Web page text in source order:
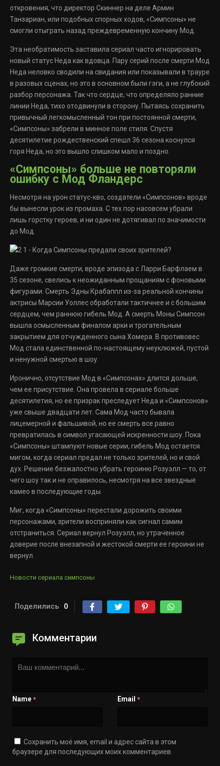
откровения, что директор Скиннер на деле Армин
Танзариан, или подобных спорных ходов, «Симпсоны» не
смогли отыграть назад преждевременную кончину Мод.
Эта необратимость заставила сериал часто игнорировать
новый статус Неда как вдовца. Пару серий после смерти Мод
Неда неловко сводили на свидания или показывали в трауре
в разовых сценах, но это в основном были гэги, а не глубокий
разбор персонажа. Так что сердце, что определяло ранние
линии Неда, тихо отодвинули в сторону. Пытаясь сохранить
привычный легкомысленный тон при постоянной смерти,
«Симпсоны» забрели в минное поле стиля. Спустя
десятилетие рождественский спешл 36 сезона коснулся
горя Неда, но это вышло слишком мало и поздно.
«Симпсоны» больше не повторяли
ошибку с Мод Фландерс
Несмотря на урон статус-кво, создатели «Симпсонов» вроде
бы вынесли урок из промаха. С тех пор насовсем убрали
лишь горстку героев, и ни один не дотягивал по значимости
до Мод.
Даже громкие смерти, вроде эпизода с Ларри Барфлаем в
35 сезоне, свелись к неожиданным прощаниям с фоновыми
фигурами. Смерть Эдны Крабаппл из-за реальной кончины
актрисы Марсии Уоллес обработали тактичнее и с большим
сердцем, чем раннюю гибель Мод. А смерть Моны Симпсон
вышла осмысленным финалом арки и трогательным
закрытием для отчужденного сына Хомера. В противовес
Мод стала единственной по-настоящему неуклюжей, пустой
и ненужной смертью в шоу.
Иронично, отсутствие Мод в «Симпсонах» длится дольше,
чем ее присутствие. Она провела в сериале больше
десятилетия, но ее призрак преследует Неда и «Симпсонов»
уже свыше двадцати лет. Сама Мод часто бывала
лицемерной и фальшивой, но ее смерть все равно
превратилась в символ угасающей искренности шоу. Пока
«Симпсоны» штампуют новые серии, гибель Мод остается
мигом, когда сериал предал не только зрителей, но и свой
дух. Решение безжалостно убрать героиню Розуэлл — то, от
чего шоу так и не оправилось, несмотря на все звездные
камео в последующие годы.
Миг, когда «Симпсоны» перестали дорожить своими
персонажами, зрители восприняли как сигнал самим
отстраниться. Сериал вернул Розуэлл, но утраченное
доверие после внезапной и жестокой смерти ее героини не
вернул.
Новости сериала симпсоны
Поделились 0
Комментарии
Name * Email *
Сохранить моё имя, email и адрес сайта в этом
браузере для последующих моих комментариев.